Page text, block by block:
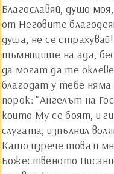
Благославяй, душо
от Неговите
душа, не се
тъмниците на ада,
да могат да те
благодат у тебе няма
порок: "Ангелът на
които Му се боят, и
слугата, изпълнил
Като изрече това и
Божественото